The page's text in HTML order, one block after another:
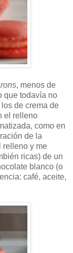
, menos de
que todavía no
de crema de
el relleno
como en
de la
relleno y me
ricas) de un
blanco (o
café, aceite,